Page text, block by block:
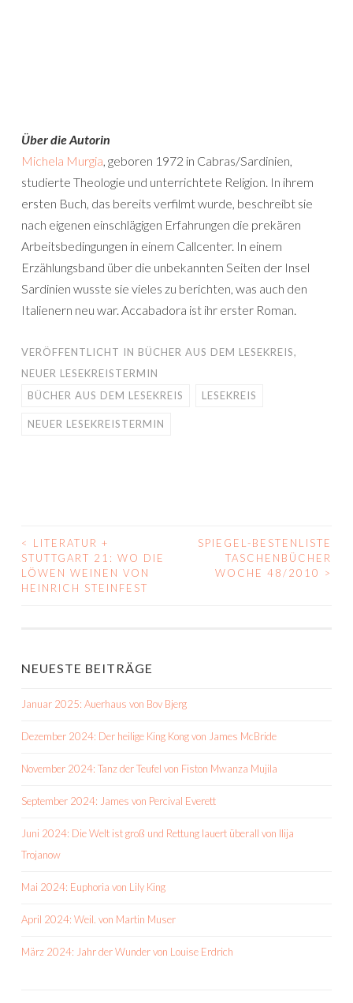
Über die Autorin
Michela Murgia, geboren 1972 in Cabras/Sardinien,
studierte Theologie und unterrichtete Religion. In ihrem
ersten Buch, das bereits verfilmt wurde, beschreibt sie
nach eigenen einschlägigen Erfahrungen die prekären
Arbeitsbedingungen in einem Callcenter. In einem
Erzählungsband über die unbekannten Seiten der Insel
Sardinien wusste sie vieles zu berichten, was auch den
Italienern neu war. Accabadora ist ihr erster Roman.
VERÖFFENTLICHT IN BÜCHER AUS DEM LESEKREIS,
NEUER LESEKREISTERMIN
BÜCHER AUS DEM LESEKREIS
LESEKREIS
NEUER LESEKREISTERMIN
BEITRAGS-
NAVIGATION
<
LITERATUR +
STUTTGART 21: WO DIE
LÖWEN WEINEN VON
HEINRICH STEINFEST
SPIEGEL-BESTENLISTE
TASCHENBÜCHER
WOCHE 48/2010
>
NEUESTE BEITRÄGE
Januar 2025: Auerhaus von Bov Bjerg
Dezember 2024: Der heilige King Kong von James McBride
November 2024: Tanz der Teufel von Fiston Mwanza Mujila
September 2024: James von Percival Everett
Juni 2024: Die Welt ist groß und Rettung lauert überall von Ilija
Trojanow
Mai 2024: Euphoria von Lily King
April 2024: Weil. von Martin Muser
März 2024: Jahr der Wunder von Louise Erdrich